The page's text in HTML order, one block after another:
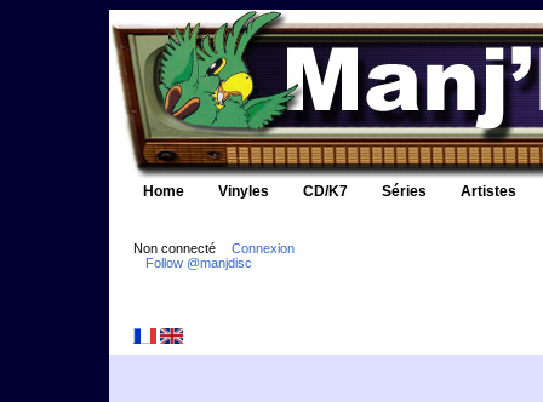
Home Vinyles CD/K7 Séries Artistes
Non connecté
Connexion
Follow @manjdisc